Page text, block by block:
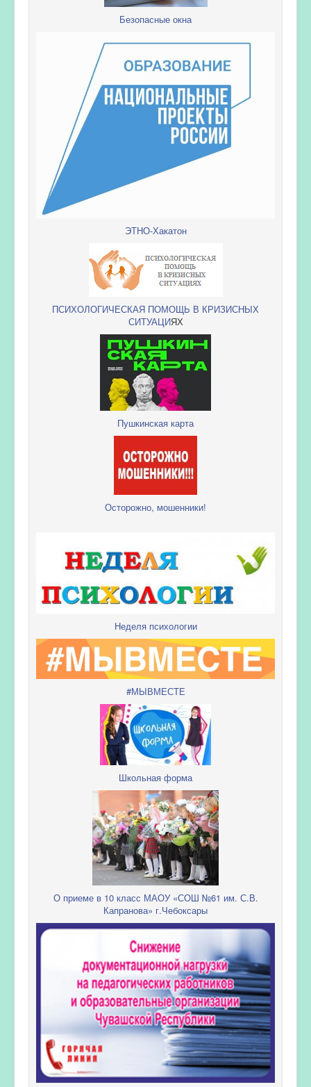
Безопасные окна
ЭТНО-Хакатон
ПСИХОЛОГИЧЕСКАЯ ПОМОЩЬ В КРИЗИСНЫХ
СИТУАЦИЯХ
Пушкинская карта
Осторожно, мошенники!
Неделя психологии
#МЫВМЕСТЕ
Школьная форма
О приеме в 10 класс МАОУ «СОШ №61 им. С.В.
Капранова» г.Чебоксары